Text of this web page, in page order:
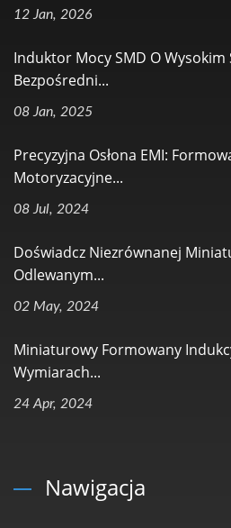
12 Jan, 2026
Induktor Mocy SMD O Wysokim
Bezpośredni...
08 Jan, 2025
Precyzyjna Osłona EMI:
Motoryzacyjne...
08 Jul, 2024
Doświadcz Niezrównanej
Odlewanym...
02 May, 2024
Miniaturowy Formowany
Wymiarach...
24 Apr, 2024
Nawigacja